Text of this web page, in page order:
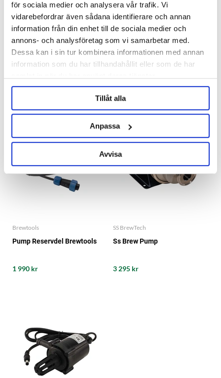
för sociala medier och analysera vår trafik. Vi
vidarebefordrar även sådana identifierare och annan
information från din enhet till de sociala medier och
annons- och analysföretag som vi samarbetar med.
Dessa kan i sin tur kombinera informationen med annan
information som du har tillhandahållit eller som de har
Tillåt alla
Anpassa
Avvisa
Brew Monk
Pump Brew Monk B70
Reservdel
Grainfather
Pump G30 Reservdel
Brewtools
Pump Reservdel Brewtools
1 990 kr
SS BrewTech
Ss Brew Pump
3 295 kr